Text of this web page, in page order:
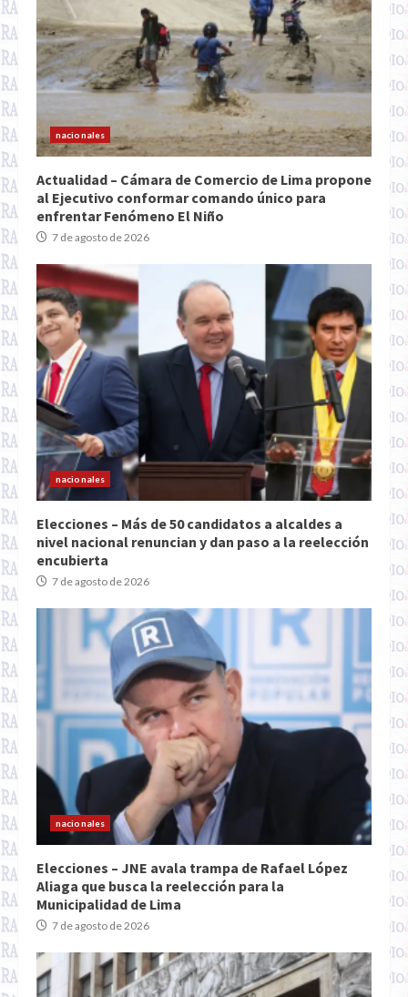
nacionales
Actualidad – Cámara de Comercio de Lima propone
al Ejecutivo conformar comando único para
enfrentar Fenómeno El Niño
7 de agosto de 2026
nacionales
Elecciones – Más de 50 candidatos a alcaldes a
nivel nacional renuncian y dan paso a la reelección
encubierta
7 de agosto de 2026
nacionales
Elecciones – JNE avala trampa de Rafael López
Aliaga que busca la reelección para la
Municipalidad de Lima
7 de agosto de 2026